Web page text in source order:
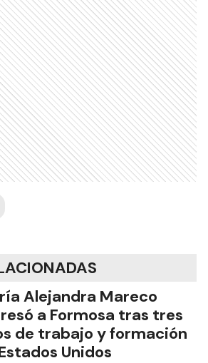
Alejandra Mareco
a Formosa tras tres
de trabajo y formación
Unidos